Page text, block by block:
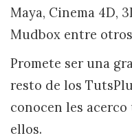
Maya, Cinema 4D,
Mudbox entre
Promete ser una
resto de los
conocen les
ellos.